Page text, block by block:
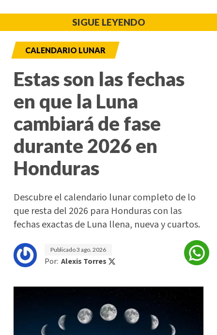
SIGUE LEYENDO
CALENDARIO LUNAR
Estas son las fechas
en que la Luna
cambiará de fase
durante 2026 en
Honduras
Descubre el calendario lunar completo de lo
que resta del 2026 para Honduras con las
fechas exactas de Luna llena, nueva y cuartos.
Publicado3 ago. 2026
Por: Alexis Torres